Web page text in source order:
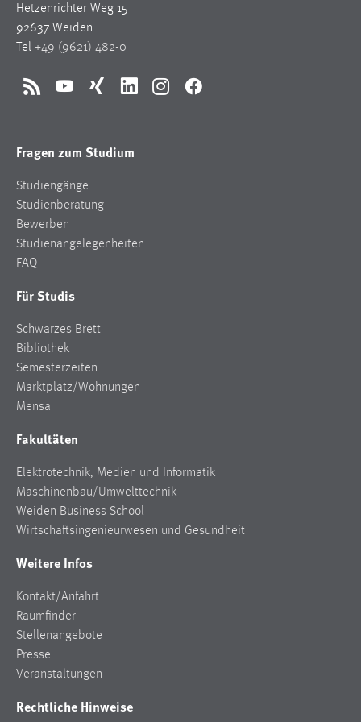
Hetzenrichter Weg 15
92637 Weiden
Tel +49 (9621) 482-0
RSS YouTubeXing LinkedInInstagramFacebook
Fragen zum Studium
Studiengänge
Studienberatung
Bewerben
Studienangelegenheiten
FAQ
Für Studis
Schwarzes Brett
Bibliothek
Semesterzeiten
Marktplatz/Wohnungen
Mensa
Fakultäten
Elektrotechnik, Medien und Informatik
Maschinenbau/Umwelttechnik
Weiden Business School
Wirtschaftsingenieurwesen und Gesundheit
Weitere Infos
Kontakt/Anfahrt
Raumfinder
Stellenangebote
Presse
Veranstaltungen
Rechtliche Hinweise
1 Jahr
Name:
Für performante Seitenauslieferung wird in diesem Cookie
Sprachpräferenz
Name:
Zweck:
Cookie Laufzeit:
30 Tage
Name:
chat-frame-style-5e9dbeb1811c0446
Zweck:
Wird benötigt um die Chatfunktion nutzen zu können.
Cookie Laufzeit:
5e9dbeb1811c0446 = Sitzungslaufzeit, mibew_locale = 3
Jahre, MIBEW_UserID = 1 Jahr
fe_user, be_user, be_lastLoginProvider